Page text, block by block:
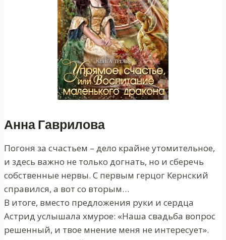
Анна Гаврилова
Погоня за счастьем – дело крайне утомительное,
и здесь важно не только догнать, но и сберечь
собственные нервы. С первым герцог Кернский
справился, а вот со вторым…
В итоге, вместо предложения руки и сердца
Астрид услышала хмурое: «Наша свадьба вопрос
решенный, и твое мнение меня не интересует».